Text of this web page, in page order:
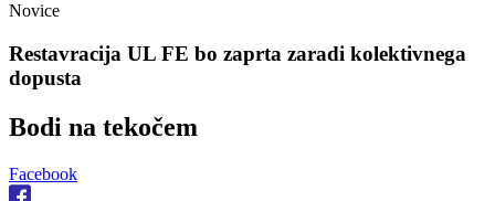
Novice
Restavracija UL FE bo zaprta zaradi kolektivnega
dopusta
Bodi na tekočem
Facebook